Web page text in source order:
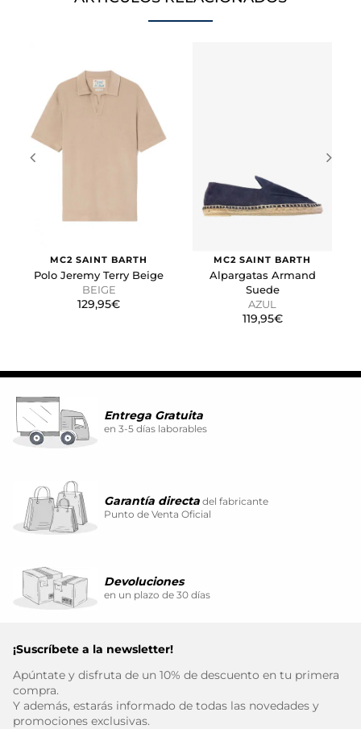
MC2 SAINT BARTH
Polo Jeremy Terry Beige
BEIGE
129,95€
MC2 SAINT BARTH
Alpargatas Armand
Suede
AZUL
119,95€
Entrega Gratuita
en 3-5 días laborables
Garantía directa del fabricante
Punto de Venta Oficial
Devoluciones
en un plazo de 30 días
¡Suscríbete a la newsletter!
Apúntate y disfruta de un 10% de descuento en tu primera
compra.
Y además, estarás informado de todas las novedades y
promociones exclusivas.
Cookies de marketing
relevantes y atractivos para el usuario individual.
GUARDAR CONFIGURACIÓN
Puedes volver a configurar tus cookies desde la sección
"Configuración de cookies" al pie de la página. También puedes